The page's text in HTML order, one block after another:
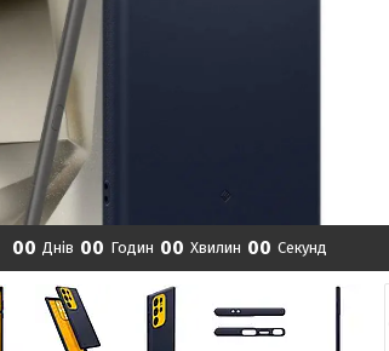
00 Днів 00 Годин 00 Хвилин 00 Секунд